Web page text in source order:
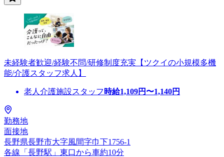
未経験者歓迎/経験不問/研修制度充実【ツクイの小規模多機
能/介護スタッフ求人】
老人介護施設スタッフ 時給1,109円〜1,140円
勤務地
面接地
長野県長野市大字風間字巾下1756-1
各線「長野駅」東口から車約10分